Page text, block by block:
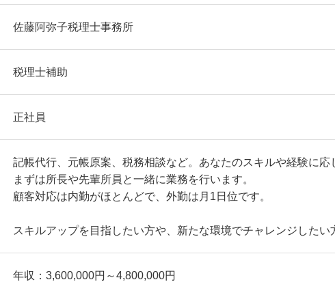
佐藤阿弥子税理士事務所
税理士補助
正社員
記帳代行、元帳原案、税務相談など。あなたのスキルや経験に
まずは所長や先輩所員と一緒に業務を行います。
顧客対応は内勤がほとんどで、外勤は月1日位です。
スキルアップを目指したい方や、新たな環境でチャレンジしたい
年収：3,600,000円～4,800,000円